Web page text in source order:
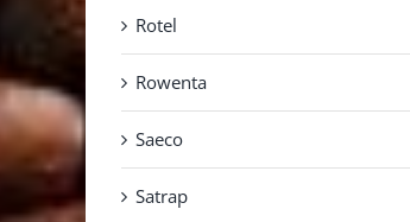
Rotel
Rowenta
Saeco
Satrap